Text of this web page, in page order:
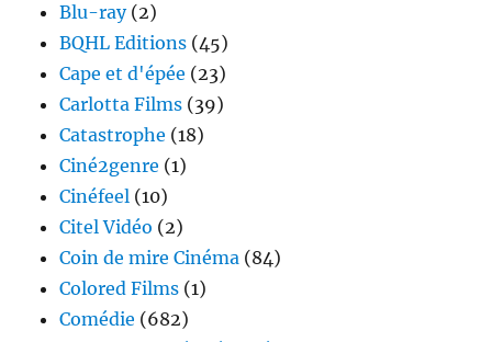
Blu-ray(2)
BQHL Editions (45)
Cape et d'épée (23)
Carlotta Films (39)
Catastrophe (18)
Ciné2genre (1)
Cinéfeel (10)
Citel Vidéo (2)
Coin de mire Cinéma (84)
Colored Films (1)
Comédie (682)